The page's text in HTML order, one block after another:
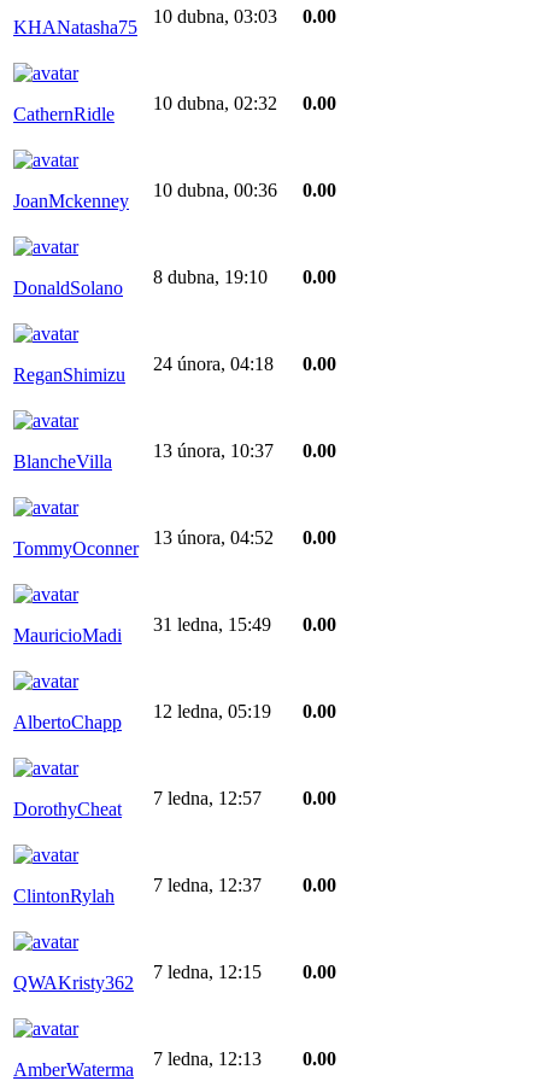
KHANatasha75
10 dubna, 03:03 0.00
CathernRidle
10 dubna, 02:32 0.00
JoanMckenney
10 dubna, 00:36 0.00
DonaldSolano
8 dubna, 19:10 0.00
ReganShimizu
24 února, 04:18 0.00
BlancheVilla
13 února, 10:37 0.00
TommyOconner
13 února, 04:52 0.00
MauricioMadi
31 ledna, 15:49 0.00
AlbertoChapp
12 ledna, 05:19 0.00
DorothyCheat
7 ledna, 12:57 0.00
ClintonRylah
7 ledna, 12:37 0.00
QWAKristy362
7 ledna, 12:15 0.00
AmberWaterma
7 ledna, 12:13 0.00